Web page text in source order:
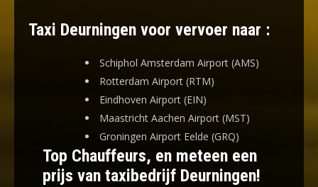
Taxi Deurningen voor vervoer naar :
Schiphol Amsterdam Airport (AMS)
Rotterdam Airport (RTM)
Eindhoven Airport (EIN)
Maastricht Aachen Airport (MST)
Groningen Airport Eelde (GRQ)
Top Chauffeurs, en meteen een
prijs van taxibedrijf Deurningen!